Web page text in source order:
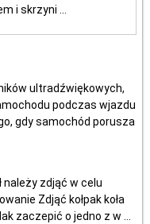
i skrzyni ...
ultradźwiękowych,
podczas wjazdu
gdy samochód porusza
należy zdjąć w celu
Zdjąć kołpak koła
zaczepić o jedno z w ...